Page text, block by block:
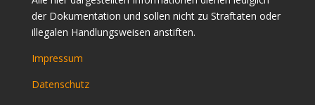
der Dokumentation und sollen nicht zu Straftaten oder
illegalen Handlungsweisen anstiften.
Impressum
Datenschutz